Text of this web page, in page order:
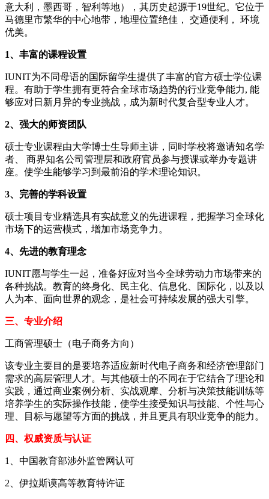
意大利，墨西哥，智利等地），其历史起源于19世纪。它位于
马德里市繁华的中心地带，地理位置绝佳， 交通便利， 环境
优美。
1、丰富的课程设置
IUNIT为不同母语的国际留学生提供了丰富的官方硕士学位课
程。有助于学生拥有更符合全球市场趋势的行业竞争能力, 能
够应对日新月异的专业挑战，成为新时代复合型专业人才。
2、强大的师资团队
硕士专业课程由大学博士生导师主讲，同时学校将邀请知名学
者、 商界知名公司管理层和政府官员参与授课或举办专题讲
座。使学生能够学习到最前沿的学术理论知识。
3、完善的学科设置
硕士项目专业精选具有实战意义的先进课程，把握学习全球化
市场下的运营模式，增加市场竞争力。
4、先进的教育理念
IUNIT愿与学生一起，准备好应对当今全球劳动力市场带来的
各种挑战。教育的终身化、民主化、信息化、国际化，以及以
人为本、面向世界的观念，是社会可持续发展的强大引擎。
三、专业介绍
工商管理硕士（电子商务方向）
该专业主要目的是要培养适应新时代电子商务和经济管理部门
需求的高层管理人才。与其他硕士的不同在于它结合了理论和
实践，通过商业案例分析、实战观摩、分析与决策技能训练等
培养学生的实际操作技能，使学生接受知识与技能、个性与心
理、目标与愿望等方面的挑战，并且更具有职业竞争的能力。
四、权威资质与认证
1、中国教育部涉外监管网认可
2、伊拉斯谟高等教育特许证